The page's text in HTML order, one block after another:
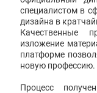
специалистом в
дизайна в
Качественные
изложение
платформе
новую профессию.
Процесс